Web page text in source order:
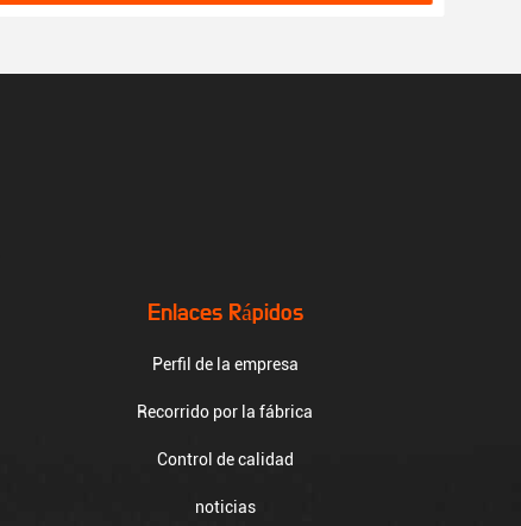
Enlaces Rápidos
Perfil de la empresa
Recorrido por la fábrica
Control de calidad
noticias